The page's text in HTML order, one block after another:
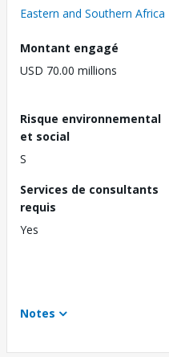
Eastern and Southern Africa
Montant engagé
USD 70.00 millions
Risque environnemental
et social
S
Services de consultants
requis
Yes
Notes